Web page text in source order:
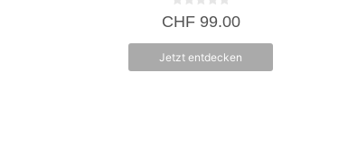
0
v
5
CHF99.00
Jetzt entdecken